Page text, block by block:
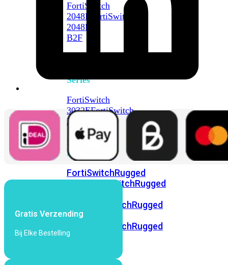
FortiSwitch
2048F
FortiSwitch
2048F-
B2F
Series
FortiSwitch
3032EFortiSwitch
3032G
FortiSwitch
Ruggedized
FortiSwitchRugged
FortiSwitchRugged
FortiSwitchRugged
216F-
FortiSwitchRugged
424F-
Gratis Verzending
Bij Elke Bestelling